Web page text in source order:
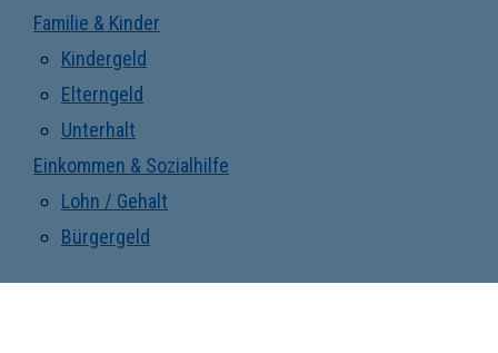
Familie & Kinder
Kindergeld
Elterngeld
Unterhalt
Einkommen & Sozialhilfe
Lohn / Gehalt
Bürgergeld